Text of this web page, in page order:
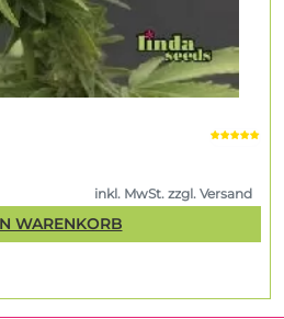
inkl. MwSt. zzgl. Versand
WARENKORB